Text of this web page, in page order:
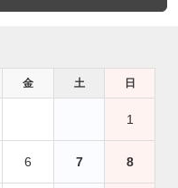
金 土 日
1
6 7 8